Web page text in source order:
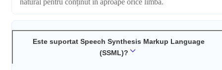
natural pentru conținut în aproape orice limbă.
Este suportat Speech Synthesis Markup Language
(SSML)?